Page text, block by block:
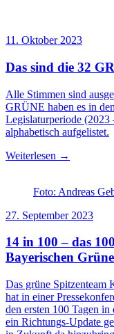
11. Oktober 2023
Das sind die 32
Alle Stimmen sind
GRÜNE haben es in
Legislaturperiode
alphabetisch aufgelistet.
Weiterlesen →
Foto: Andreas
27. September 2023
14 in 100 – das
Bayerischen
Das grüne Spitzenteam
hat in einer
den ersten 100 Tagen
ein Richtungs-Update